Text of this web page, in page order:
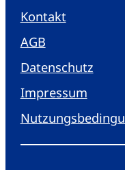
Kontakt
AGB
Datenschutz
Impressum